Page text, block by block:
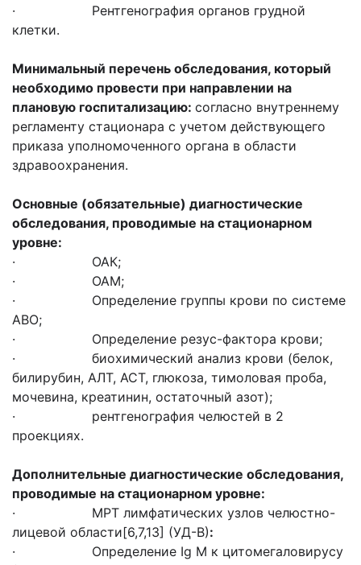
· Рентгенография органов грудной
клетки.
Минимальный перечень обследования, который
необходимо провести при направлении на
плановую госпитализацию: согласно внутреннему
регламенту стационара с учетом действующего
приказа уполномоченного органа в области
здравоохранения.
Основные (обязательные) диагностические
обследования, проводимые на стационарном
уровне:
· ОАК;
· ОАМ;
· Определение группы крови по системе
ABO;
· Определение резус-фактора крови;
· биохимический анализ крови (белок,
билирубин, АЛТ, АСТ, глюкоза, тимоловая проба,
мочевина, креатинин, остаточный азот);
· рентгенография челюстей в 2
проекциях.
Дополнительные диагностические обследования,
проводимые на стационарном уровне:
· МРТ лимфатических узлов челюстно-
лицевой области[6,7,13] (УД-В):
· Определение Ig M к цитомегаловирусу